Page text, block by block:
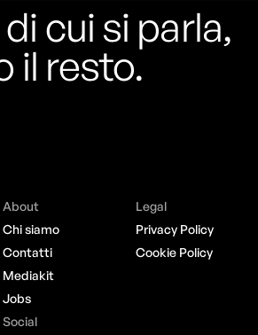
cui si parla,
il resto.
About
Chi siamo
Contatti
Mediakit
Jobs
Social
Legal
Privacy Policy
Cookie Policy